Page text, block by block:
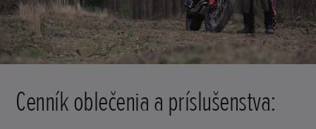
Cenník oblečenia a príslušenstva: